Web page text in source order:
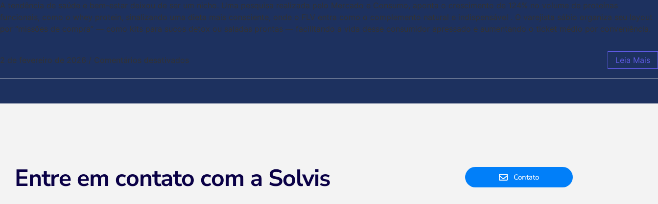
A tendência de saúde e bem-estar deixou de ser um nicho. Uma pesquisa realizada pelo Mercado e Consumo, aponta o crescimento de 124% no volume de proteínas
funcionais, como o whey protein, sinalizando uma dieta mais consciente, onde o FLV entra como o complemento natural e indispensável . O varejista sábio organiza seu layout
por “missões de compra” — como kits para sucos detox ou saladas prontas — facilitando a vida desse consumidor apressado e aumentando o ticket médio por conveniência.
2 de fevereiro de 2026 / Comentários desativados Leia Mais
Entre em contato com a Solvis Contato